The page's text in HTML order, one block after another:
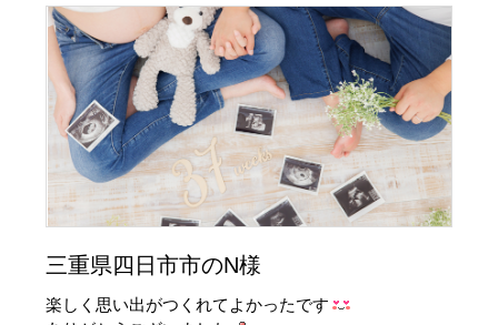
三重県四日市市のN様
楽しく思い出がつくれてよかったです